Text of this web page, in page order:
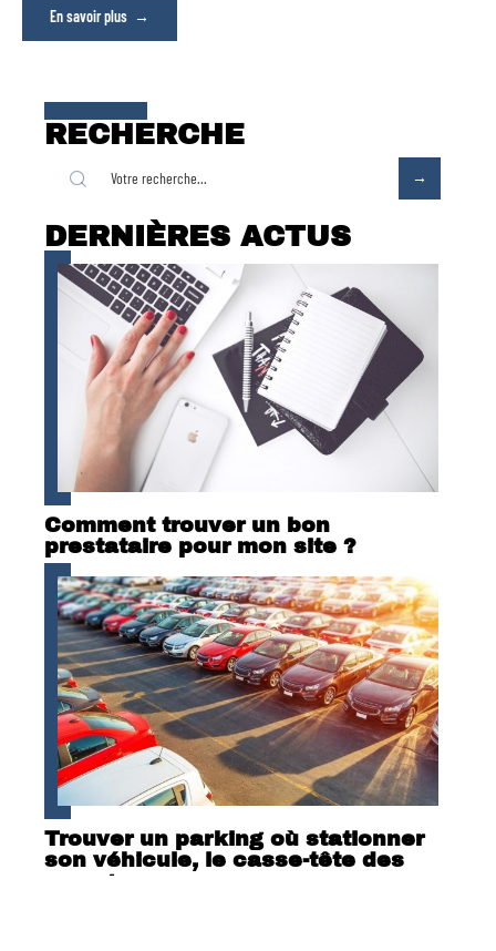
En savoir plus
RECHERCHE
DERNIÈRES ACTUS
Comment trouver un bon
prestataire pour mon site ?
Trouver un parking où stationner
son véhicule, le casse-tête des
voyageurs